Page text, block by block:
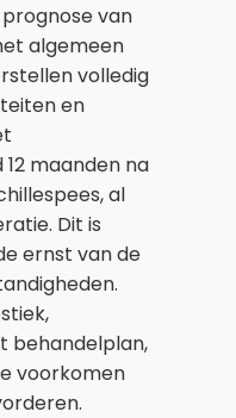
van
algemeen
volledig
en
maanden na
al
Dit is
ernst van de
behandelplan,
voorkomen